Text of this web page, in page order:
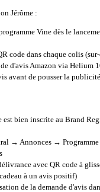
Jérôme :
Vine dès le
code dans chaque colis
d'avis Amazon via Helium
avant de pousser la
est bien inscrite au Brand
→ Annonces →
avec QR code à
à un avis positif)
de la demande d'avis